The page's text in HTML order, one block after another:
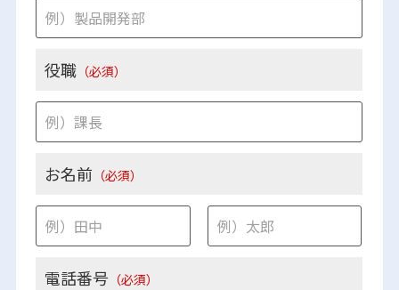
役職 （必須）
お名前 （必須）
電話番号 （必須）